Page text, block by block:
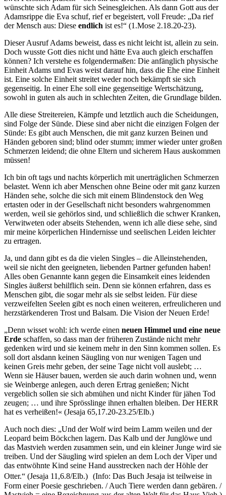
wünschte sich Adam für sich Seinesgleichen. Als dann Gott aus der
Adamsrippe die Eva schuf, rief er begeistert, voll Freude: „Da rief
der Mensch aus: Diese endlich ist es!“ (1.Mose 2.18.20-23).
Dieser Ausruf Adams beweist, dass es nicht leicht ist, allein zu sein.
Doch wusste Gott dies nicht und hätte Eva auch gleich erschaffen
können? Ich verstehe es folgendermaßen: Die anfänglich physische
Einheit Adams und Evas weist darauf hin, dass die Ehe eine Einheit
ist. Eine solche Einheit streitet weder noch bekämpft sie sich
gegenseitig. In einer Ehe soll eine gegenseitige Wertschätzung,
sowohl in guten als auch in schlechten Zeiten, die Grundlage bilden.
Alle diese Streitereien, Kämpfe und letztlich auch die Scheidungen,
sind Folge der Sünde. Diese sind aber nicht die einzigen Folgen der
Sünde: Es gibt auch Menschen, die mit ganz kurzen Beinen und
Händen geboren sind; blind oder stumm; immer wieder unter großen
Schmerzen leidend; die ohne Eltern und sicherem Haus auskommen
müssen!
Ich bin oft tags und nachts körperlich mit unerträglichen Schmerzen
belastet. Wenn ich aber Menschen ohne Beine oder mit ganz kurzen
Händen sehe, solche die sich mit einem Blindenstock den Weg
ertasten oder in der Gesellschaft nicht besonders wahrgenommen
werden, weil sie gehörlos sind, und schließlich die schwer Kranken,
Verwitweten oder abseits Stehenden, wenn ich alle diese sehe, sind
mir meine körperlichen Hindernisse und seelischen Leiden leichter
zu ertragen.
Ja, und dann gibt es da die vielen Singles – die Alleinstehenden,
weil sie nicht den geeigneten, liebenden Partner gefunden haben!
Alles oben Genannte kann gegen die Einsamkeit eines leidenden
Singles äußerst behilflich sein. Denn sie können erfahren, dass es
Menschen gibt, die sogar mehr als sie selbst leiden. Für diese
verzweifelten Seelen gibt es noch einen weiteren, erfreulicheren und
herzstärkenderen Trost und Balsam. Die Vision der Neuen Erde!
„Denn wisset wohl: ich werde einen neuen Himmel und eine neue
Erde schaffen, so dass man der früheren Zustände nicht mehr
gedenken wird und sie keinem mehr in den Sinn kommen sollen. Es
soll dort alsdann keinen Säugling von nur wenigen Tagen und
keinen Greis mehr geben, der seine Tage nicht voll auslebt; …
Wenn sie Häuser bauen, werden sie auch darin wohnen und, wenn
sie Weinberge anlegen, auch deren Ertrag genießen; Nicht
vergeblich sollen sie sich abmühen und nicht Kinder für jähen Tod
zeugen; … und ihre Sprösslinge ihnen erhalten bleiben. Der HERR
hat es verheißen!« (Jesaja 65,17.20-23.25/Elb.)
Auch noch dies: „Und der Wolf wird beim Lamm weilen und der
Leopard beim Böckchen lagern. Das Kalb und der Junglöwe und
das Mastvieh werden zusammen sein, und ein kleiner Junge wird sie
treiben. Und der Säugling wird spielen an dem Loch der Viper und
das entwöhnte Kind seine Hand ausstrecken nach der Höhle der
Otter.“ (Jesaja 11,6.8/Elb.) (Info: Das Buch Jesaja ist teilweise in
Form einer Poesie geschrieben. / Auch Tiere werden dann gebären. /